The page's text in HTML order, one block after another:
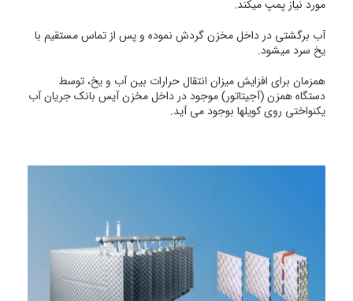
مورد نیاز پمپ میکند.
آب برگشتی در داخل مخزن گردش نموده و پس از تماس مستقیم با
یخ سرد میشود.
همزمان برای افزایش میزان انتقال حرارات بین آب و یخ، توسط
دستگاه همزن (آجیتاتور) موجود در داخل مخزن آیس بانک جریان آب
یکنواختی روی کویلها بوجود می آید.